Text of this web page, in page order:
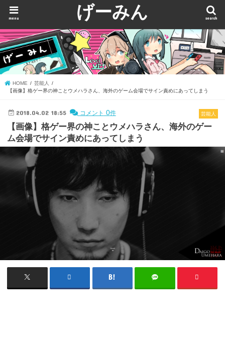
げーみん search
menu
HOME
芸能人
【画像】格ゲー界の神ことウメハラさん、海外のゲーム会場でサイン責めにあってしまう
芸能人
2018.04.02 18:55 コメント 0件
【画像】格ゲー界の神ことウメハラさん、海外のゲー
ム会場でサイン責めにあってしまう